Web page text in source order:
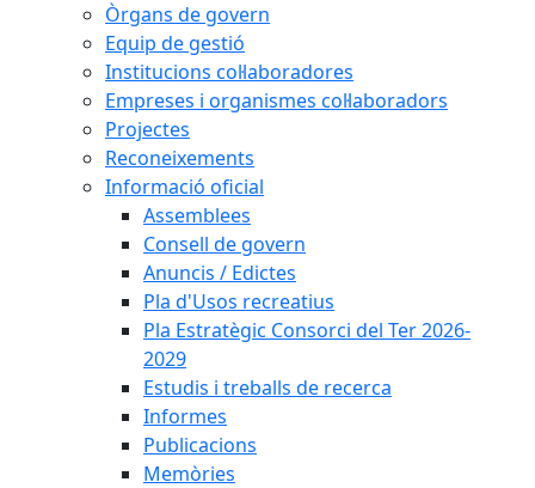
Òrgans de govern
Equip de gestió
Institucions col·laboradores
Empreses i organismes col·laboradors
Projectes
Reconeixements
Informació oficial
Assemblees
Consell de govern
Anuncis / Edictes
Pla d'Usos recreatius
Pla Estratègic Consorci del Ter 2026-
2029
Estudis i treballs de recerca
Informes
Publicacions
Memòries